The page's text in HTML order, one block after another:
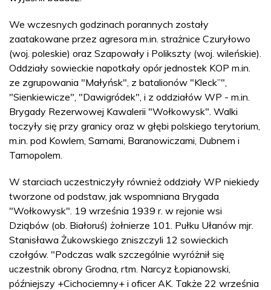
We wczesnych godzinach porannych zostały
zaatakowane przez agresora m.in. strażnice Czuryłowo
(woj. poleskie) oraz Szapowały i Polikszty (woj. wileńskie).
Oddziały sowieckie napotkały opór jednostek KOP m.in.
ze zgrupowania "Małyńsk", z batalionów "Kleck”",
"Sienkiewicze", "Dawigródek", i z oddziałów WP - m.in.
Brygady Rezerwowej Kawalerii "Wołkowysk". Walki
toczyły się przy granicy oraz w głębi polskiego terytorium,
m.in. pod Kowlem, Sarnami, Baranowiczami, Dubnem i
Tarnopolem.
W starciach uczestniczyły również oddziały WP niekiedy
tworzone od podstaw, jak wspomniana Brygada
"Wołkowysk". 19 września 1939 r. w rejonie wsi
Dziąbów (ob. Białoruś) żołnierze 101. Pułku Ułanów mjr.
Stanisława Żukowskiego zniszczyli 12 sowieckich
czołgów. "Podczas walk szczególnie wyróżnił się
uczestnik obrony Grodna, rtm. Narcyz Łopianowski,
późniejszy +Cichociemny+ i oficer AK. Także 22 września